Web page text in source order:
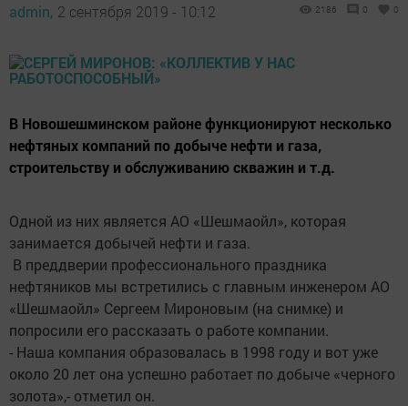
admin, 2 сентября 2019 - 10:12 2186 0 0
В Новошешминском районе функционируют несколько
нефтяных компаний по добыче нефти и газа,
строительству и обслуживанию скважин и т.д.
Одной из них является АО «Шешмаойл», которая
занимается добычей нефти и газа.
В преддверии профессионального праздника
нефтяников мы встретились с главным инженером АО
«Шешмаойл» Сергеем Мироновым (на снимке) и
попросили его рассказать о работе компании.
- Наша компания образовалась в 1998 году и вот уже
около 20 лет она успешно работает по добыче «черного
золота»,- отметил он.